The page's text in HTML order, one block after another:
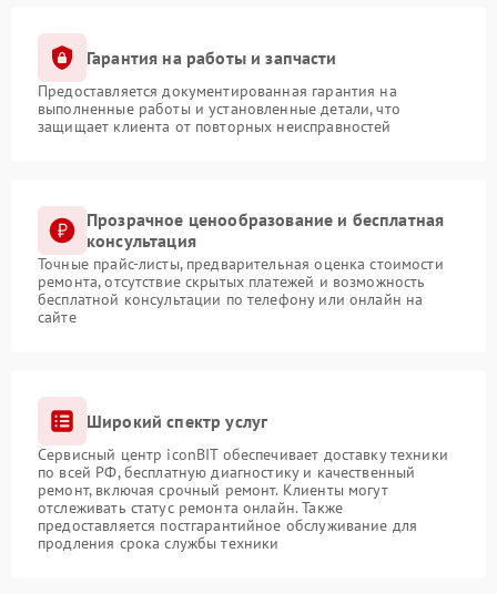
Гарантия на работы и запчасти
Предоставляется документированная гарантия на
выполненные работы и установленные детали, что
защищает клиента от повторных неисправностей
Прозрачное ценообразование и бесплатная
консультация
Точные прайс-листы, предварительная оценка стоимости
ремонта, отсутствие скрытых платежей и возможность
бесплатной консультации по телефону или онлайн на
сайте
Широкий спектр услуг
Сервисный центр iconBIT обеспечивает доставку техники
по всей РФ, бесплатную диагностику и качественный
ремонт, включая срочный ремонт. Клиенты могут
отслеживать статус ремонта онлайн. Также
предоставляется постгарантийное обслуживание для
продления срока службы техники